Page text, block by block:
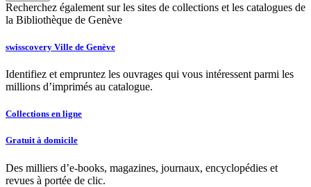
Recherchez également sur les sites de collections et les catalogues de
la Bibliothèque de Genève
swisscovery Ville de Genève
Identifiez et empruntez les ouvrages qui vous intéressent parmi les
millions d’imprimés au catalogue.
Collections en ligne
Gratuit à domicile
Des milliers d’e-books, magazines, journaux, encyclopédies et
revues à portée de clic.